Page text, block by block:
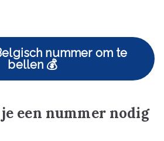
nummer om te
bellen 💰
een nummer nodig